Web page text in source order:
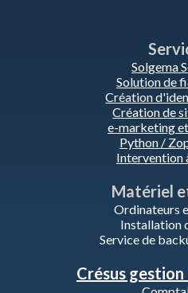
Solgema
Solution de
Création
Création de
e-marketing
Python /
Intervention
Matériel
Ordinateurs
Installation
Service de
Crésus